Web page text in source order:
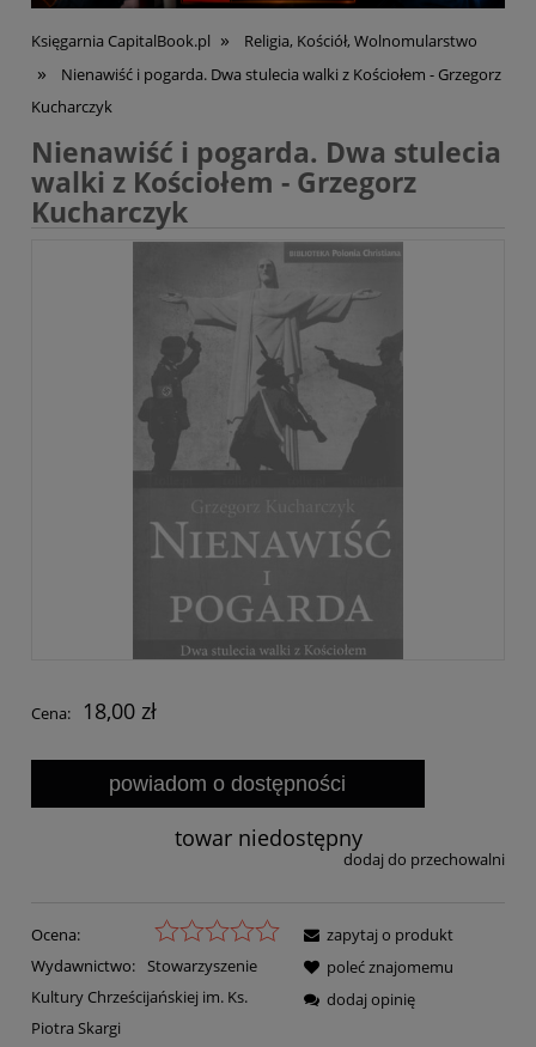
Księgarnia CapitalBook.pl » Religia, Kościół, Wolnomularstwo
»
Nienawiść i pogarda. Dwa stulecia walki z Kościołem - Grzegorz
Kucharczyk
Nienawiść i pogarda. Dwa stulecia
walki z Kościołem - Grzegorz
Kucharczyk
Cena: 18,00 zł
powiadom o dostępności
towar niedostępny
dodaj do przechowalni
Ocena:
Wydawnictwo: Stowarzyszenie
Kultury Chrześcijańskiej im. Ks.
Piotra Skargi
zapytaj o produkt
poleć znajomemu
dodaj opinię